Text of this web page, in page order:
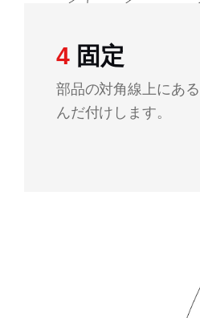
4固定
部品の対角線上にあ
んだ付けします。